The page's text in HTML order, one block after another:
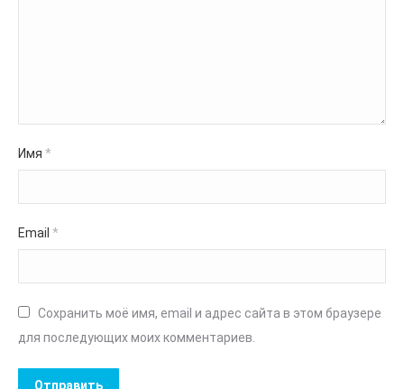
Имя *
Email *
Сохранить моё имя, email и адрес сайта в этом браузере
для последующих моих комментариев.